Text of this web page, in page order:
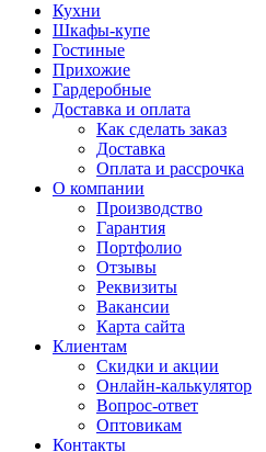
Кухни
Шкафы-купе
Гостиные
Прихожие
Гардеробные
Доставка и оплата
Как сделать заказ
Доставка
Оплата и рассрочка
О компании
Производство
Гарантия
Портфолио
Отзывы
Реквизиты
Вакансии
Карта сайта
Клиентам
Скидки и акции
Онлайн-калькулятор
Вопрос-ответ
Оптовикам
Контакты